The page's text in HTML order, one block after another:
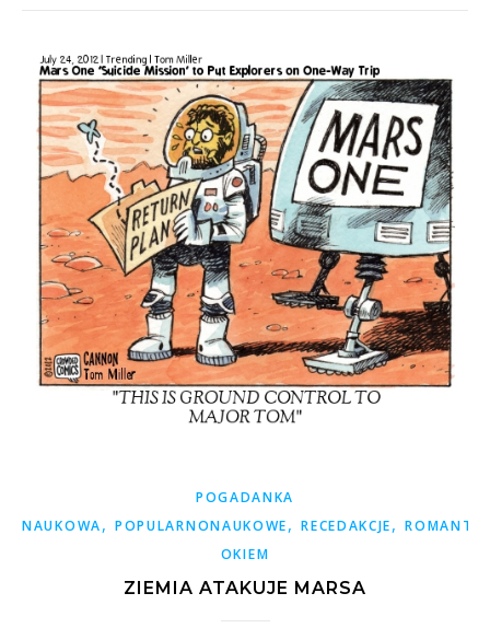
POGADANKA
NAUKOWA, POPULARNONAUKOWE,RECEDAKCJE,
OKIEM
ZIEMIA ATAKUJE MARSA